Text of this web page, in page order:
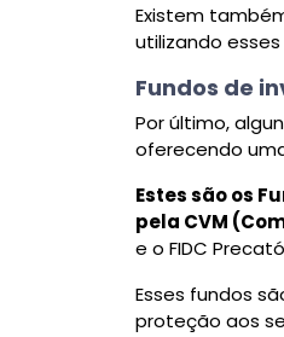
Existem
utilizando
Fundos de
Por último,
oferecendo
Estes são os
pela CVM
e o FIDC
Esses fundos
proteção aos